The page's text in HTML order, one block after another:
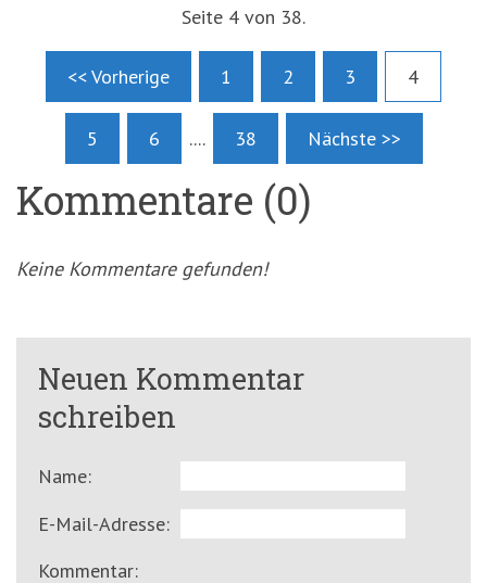
Seite 4 von 38.
<< Vorherige 1 2 3 4
5 6 .... 38 Nächste >>
Kommentare (0)
Keine Kommentare gefunden!
Neuen Kommentar
schreiben
Name:
E-Mail-Adresse:
Kommentar: